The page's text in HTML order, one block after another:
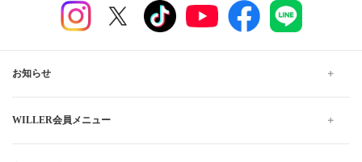
お知らせ
WILLER会員メニュー